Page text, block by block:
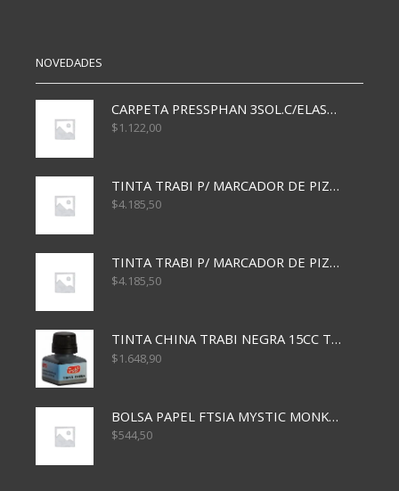
NOVEDADES
CARPETA PRESSPHAN 3SOL.C/ELAST MARRON A4 P01A
$1.122,00
TINTA TRABI P/ MARCADOR DE PIZARRA x30ml AZUL
$4.185,50
TINTA TRABI P/ MARCADOR DE PIZARRA x30ml ROJO
$4.185,50
TINTA CHINA TRABI NEGRA 15CC TR3460
$1.648,90
BOLSA PAPEL FTSIA MYSTIC MONKEY 14/08/20
$544,50